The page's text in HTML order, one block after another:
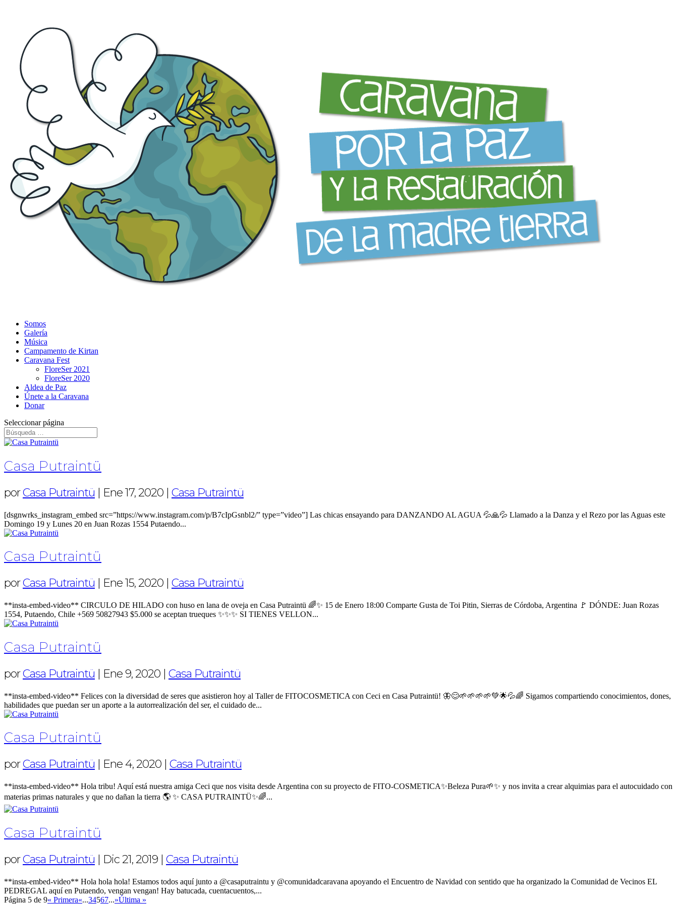
Somos
Galería
Música
Campamento de Kirtan
Caravana Fest
FloreSer 2021
FloreSer 2020
Aldea de Paz
Únete a la Caravana
Donar
Seleccionar página
Casa Putraintü
porCasa Putraintü | Ene 17, 2020 | Casa Putraintü
[dsgnwrks_instagram_embed src=”https://www.instagram.com/p/B7cIpGsnbl2/” type=”video”] Las chicas ensayando para DANZANDO AL AGUA 💦🙏💦 Llamado a la Danza y el Rezo por las Aguas este
Domingo 19 y Lunes 20 en Juan Rozas 1554 Putaendo...
Casa Putraintü
porCasa Putraintü Ene 15, 2020 Casa Putraintü
**insta-embed-video** CIRCULO DE HILADO con huso en lana de oveja en Casa Putraintü 🌈✨ 15 de Enero 18:00 Comparte Gusta de Toi Pitin, Sierras de Córdoba, Argentina 🚩 DÓNDE: Juan Rozas
1554, Putaendo, Chile +569 50827943 $5.000 se aceptan trueques ✨✨✨ SI TIENES VELLON...
Casa Putraintü
porCasa Putraintü | Ene 9, 2020 | Casa Putraintü
**insta-embed-video** Felices con la diversidad de seres que asistieron hoy al Taller de FITOCOSMETICA con Ceci en Casa Putraintü! 🦋😊🌱🌱🌱🌱💚🌟💦🌈 Sigamos compartiendo conocimientos, dones,
habilidades que puedan ser un aporte a la autorrealización del ser, el cuidado de...
Casa Putraintü
porCasa Putraintü Ene 4, 2020 Casa Putraintü
**insta-embed-video** Hola tribu! Aquí está nuestra amiga Ceci que nos visita desde Argentina con su proyecto de FITO-COSMETICA✨Beleza Pura🌱✨ y nos invita a crear alquimias para el autocuidado con
materias primas naturales y que no dañan la tierra 🌎 ✨ CASA PUTRAINTÜ✨🌈...
Casa Putraintü
porCasa Putraintü | Dic 21, 2019 | Casa Putraintü
**insta-embed-video** Hola hola hola! Estamos todos aquí junto a @casaputraintu y @comunidadcaravana apoyando el Encuentro de Navidad con sentido que ha organizado la Comunidad de Vecinos EL
PEDREGAL aquí en Putaendo, vengan vengan! Hay batucada, cuentacuentos,...
Página 5 de 9« Primera«...34567...»Última »